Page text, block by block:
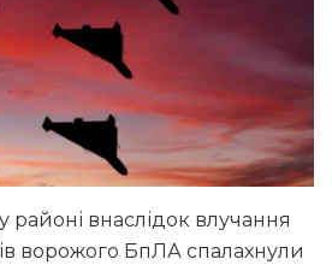
районі внаслідок влучання
ворожого БпЛА спалахнули